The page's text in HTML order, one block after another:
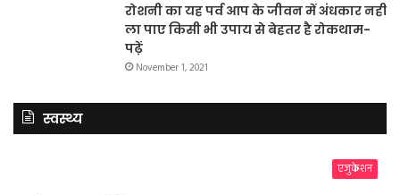
रोशनी का यह पर्व आप के जीवन में अंधकार नहीं
ला पाए किसी भी उपाय से बेहतर है रोकथाम-
पढ़ें
November 1, 2021
स्वस्थ्य
एजुकेशन